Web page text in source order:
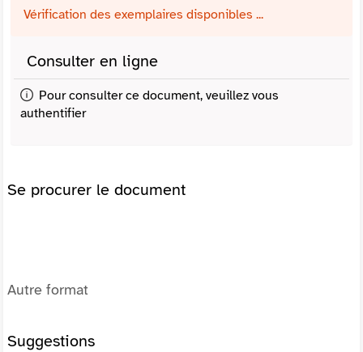
Vérification des exemplaires disponibles ...
Consulter en ligne
Pour consulter ce document, veuillez vous
authentifier
Se procurer le document
Autre format
Suggestions